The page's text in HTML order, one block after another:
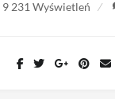
9 231 Wyświetleń